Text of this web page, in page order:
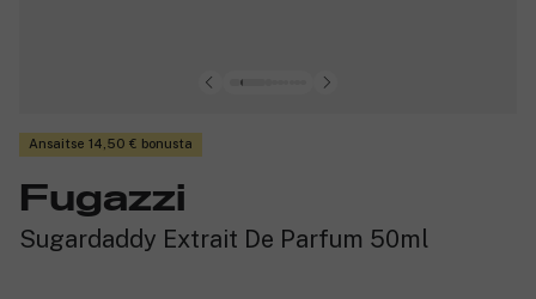
Ansaitse 14,50 € bonusta
Fugazzi
Sugardaddy Extrait De Parfum 50ml